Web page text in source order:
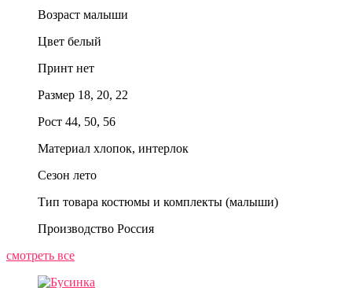
Возраст малыши
Цвет белый
Принт нет
Размер 18, 20, 22
Рост 44, 50, 56
Материал хлопок, интерлок
Сезон лето
Тип товара костюмы и комплекты (малыши)
Производство Россия
смотреть все